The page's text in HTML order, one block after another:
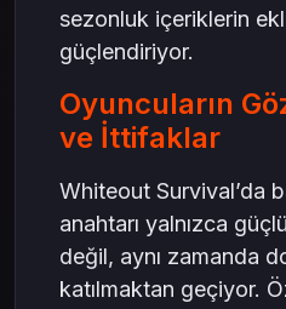
sezonluk içeriklerin
güçlendiriyor.
Oyuncuların
ve İttifaklar
Whiteout Survival’da
anahtarı yalnızca
değil, aynı zamanda
katılmaktan geçiyor.